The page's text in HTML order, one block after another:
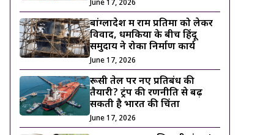
June 17, 2026
बांग्लादेश में राम प्रतिमा को लेकर
विवाद, धमकियों के बीच हिंदू
समुदाय ने रोका निर्माण कार्य
June 17, 2026
रूसी तेल पर नए प्रतिबंध की
तैयारी? ट्रंप की रणनीति से बढ़
सकती है भारत की चिंता
June 17, 2026